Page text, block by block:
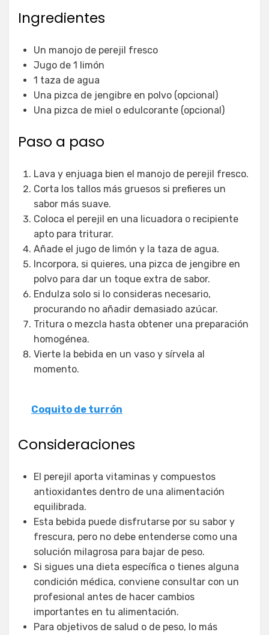
Ingredientes
Un manojo de perejil fresco
Jugo de 1 limón
1 taza de agua
Una pizca de jengibre en polvo (opcional)
Una pizca de miel o edulcorante (opcional)
Paso a paso
Lava y enjuaga bien el manojo de perejil fresco.
Corta los tallos más gruesos si prefieres un
sabor más suave.
Coloca el perejil en una licuadora o recipiente
apto para triturar.
Añade el jugo de limón y la taza de agua.
Incorpora, si quieres, una pizca de jengibre en
polvo para dar un toque extra de sabor.
Endulza solo si lo consideras necesario,
procurando no añadir demasiado azúcar.
Tritura o mezcla hasta obtener una preparación
homogénea.
Vierte la bebida en un vaso y sírvela al
momento.
Coquito de turrón
Consideraciones
El perejil aporta vitaminas y compuestos
antioxidantes dentro de una alimentación
equilibrada.
Esta bebida puede disfrutarse por su sabor y
frescura, pero no debe entenderse como una
solución milagrosa para bajar de peso.
Si sigues una dieta específica o tienes alguna
condición médica, conviene consultar con un
profesional antes de hacer cambios
importantes en tu alimentación.
Para objetivos de salud o de peso, lo más